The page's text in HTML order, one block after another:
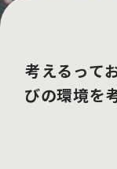
考えるって
びの環境を